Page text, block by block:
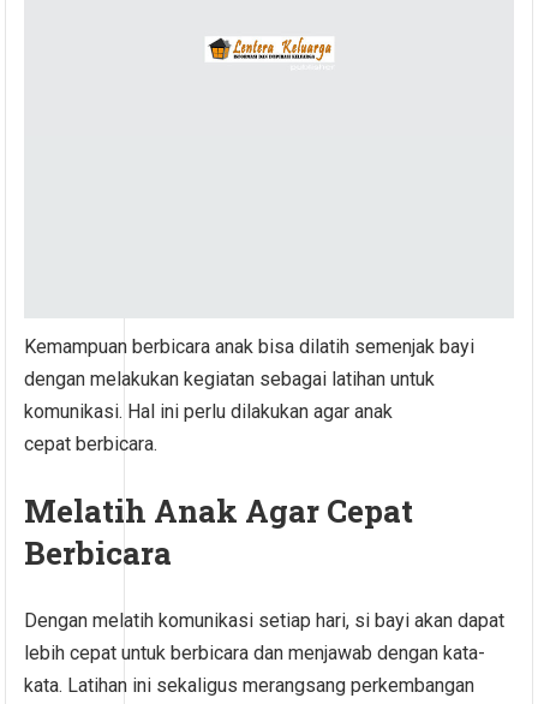
Kemampuan berbicara anak bisa dilatih semenjak bayi
dengan melakukan kegiatan sebagai latihan untuk
komunikasi. Hal ini perlu dilakukan agar anak
cepat berbicara.
Melatih Anak Agar Cepat
Berbicara
Dengan melatih komunikasi setiap hari, si bayi akan dapat
lebih cepat untuk berbicara dan menjawab dengan kata-
kata. Latihan ini sekaligus merangsang perkembangan